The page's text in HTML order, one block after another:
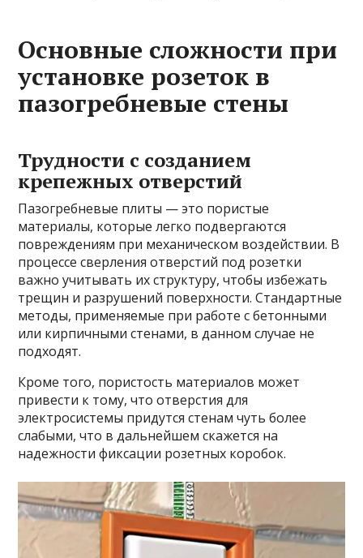
Основные сложности при
установке розеток в
пазогребневые стены
Трудности с созданием
крепежных отверстий
Пазогребневые плиты — это пористые
материалы, которые легко подвергаются
повреждениям при механическом воздействии. В
процессе сверления отверстий под розетки
важно учитывать их структуру, чтобы избежать
трещин и разрушений поверхности. Стандартные
методы, применяемые при работе с бетонными
или кирпичными стенами, в данном случае не
подходят.
Кроме того, пористость материалов может
привести к тому, что отверстия для
электросистемы придутся стенам чуть более
слабыми, что в дальнейшем скажется на
надежности фиксации розетных коробок.